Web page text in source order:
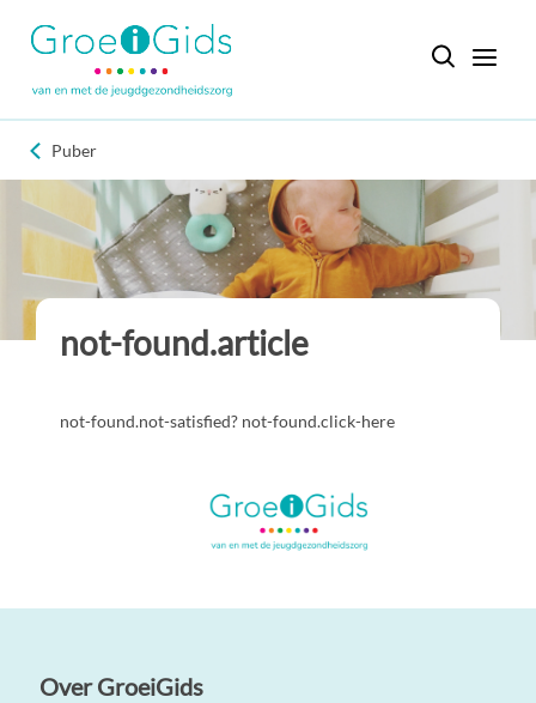
Puber
not-found.article
not-found.not-satisfied? not-found.click-here
Over GroeiGids